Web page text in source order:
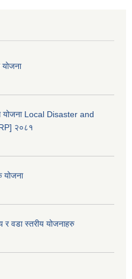
योजना
योजना Local Disaster and
२०८१
योजना
र वडा स्तरीय योजनाहरु